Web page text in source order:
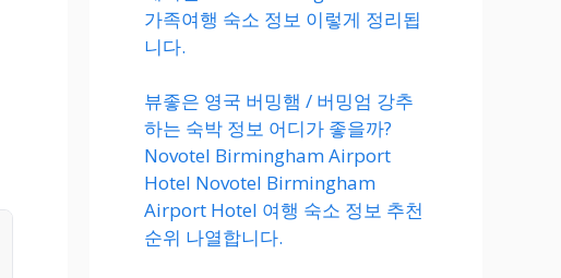
가족여행 숙소 정보 이렇게 정리됩
니다.
뷰좋은 영국 버밍햄 / 버밍엄 강추
하는 숙박 정보 어디가 좋을까?
Novotel Birmingham Airport
Hotel Novotel Birmingham
Airport Hotel 여행 숙소 정보 추천
순위 나열합니다.